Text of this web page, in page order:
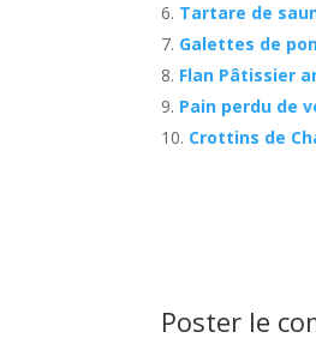
Tartare de
Galettes de
Flan Pâtissier
Pain perdu de
Crottins de
Poster le